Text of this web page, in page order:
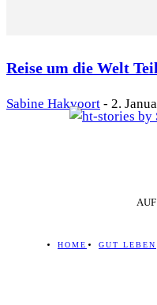
Reise um die Welt
Sabine Hakvoort - 2.
HOME GUT LEBEN